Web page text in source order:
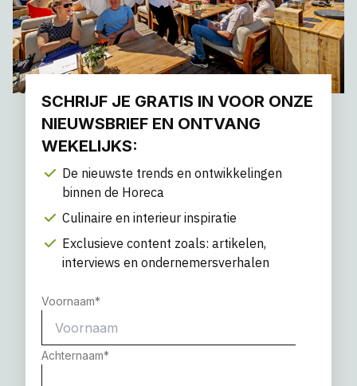
SCHRIJF JE GRATIS IN VOOR ONZE
NIEUWSBRIEF EN ONTVANG
WEKELIJKS:
De nieuwste trends en ontwikkelingen
binnen de Horeca
Culinaire en interieur inspiratie
Exclusieve content zoals: artikelen,
interviews en ondernemersverhalen
Voornaam*
Achternaam*